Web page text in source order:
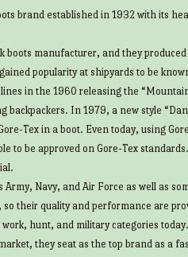
brand established in 1932 with its
boots manufacturer, and they
popularity at shipyards to be
in the 1960 releasing the
backpackers. In 1979, a new style
Tex in a boot. Even today, using
to be approved on Gore-Tex
Army, Navy, and Air Force as well as
so their quality and performance are
hunt, and military categories today.
they seat as the top brand as a